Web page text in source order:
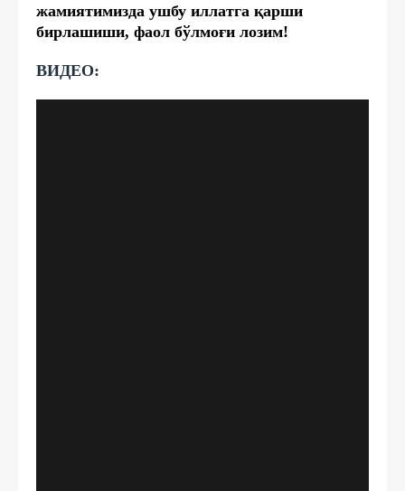
жамиятимизда ушбу иллатга қарши
бирлашиши, фаол бўлмоғи лозим!
ВИДЕО: